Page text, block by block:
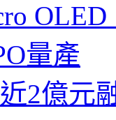
量產
2億元